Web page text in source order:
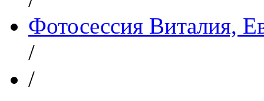
Фотосессия Виталия,
/
/